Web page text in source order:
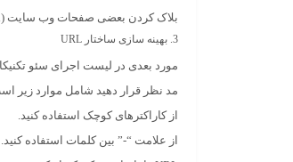
بلاک کردن بعضی صفحات وب سایت (Disallow: /private-file.html)
3. بهینه سازی ساختار URL
مد نظر قرار دهید شامل موارد زیر
از کاراکترهای کوچک استفاده کنید.
از علامت “-” بین کلمات استفاده کنید.